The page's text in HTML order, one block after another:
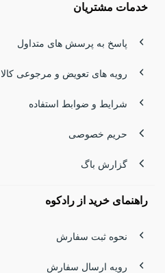
خدمات مشتریان
پاسخ به پرسش های متداول
رویه های تعویض و مرجوعی کالا
شرایط و ضوابط استفاده
حریم خصوصی
گزارش باگ
راهنمای خرید از رادکوه
نحوه ثبت سفارش
رویه ارسال سفارش